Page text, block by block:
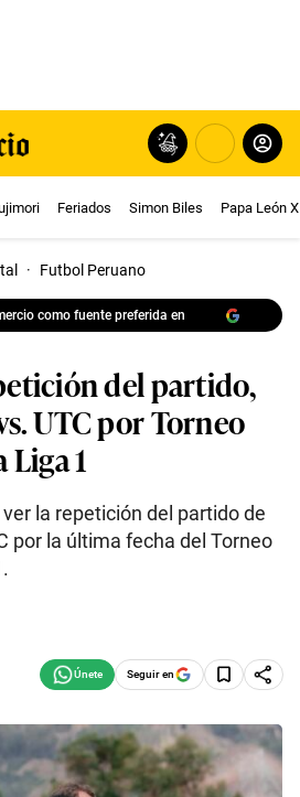
Feriados Simon Biles Papa León
· Futbol Peruano
como fuente preferida en
del partido,
UTC por Torneo
1
la repetición del partido de
por la última fecha del Torneo
Seguir en